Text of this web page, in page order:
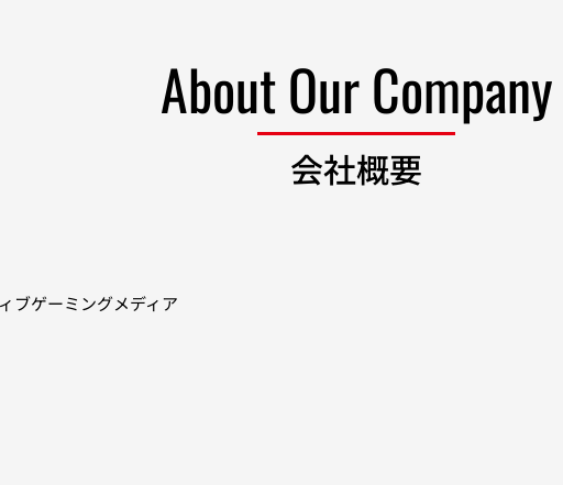
About Our Company
会社概要
ブゲーミングメディア